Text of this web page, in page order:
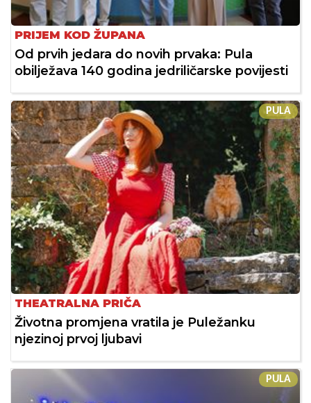
PRIJEM KOD ŽUPANA
Od prvih jedara do novih prvaka: Pula
obilježava 140 godina jedriličarske povijesti
PULA
THEATRALNA PRIČA
Životna promjena vratila je Puležanku
njezinoj prvoj ljubavi
PULA